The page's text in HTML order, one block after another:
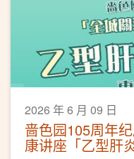
2026 年 6 月 09 日
啬色园105周年
康讲座「乙型肝